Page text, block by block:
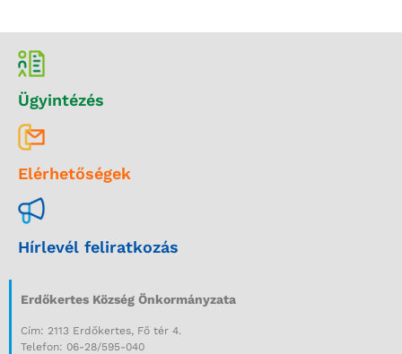
Ügyintézés
Elérhetőségek
Hírlevél feliratkozás
Erdőkertes Község Önkormányzata
Cím: 2113 Erdőkertes, Fő tér 4.
Telefon: 06-28/595-040